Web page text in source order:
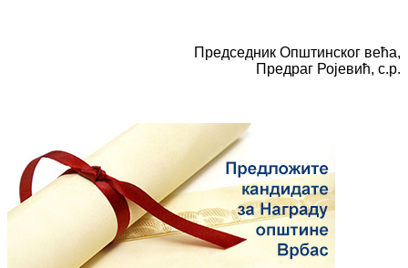
Председник Општинског већа,
Предраг Ројевић, с.р.